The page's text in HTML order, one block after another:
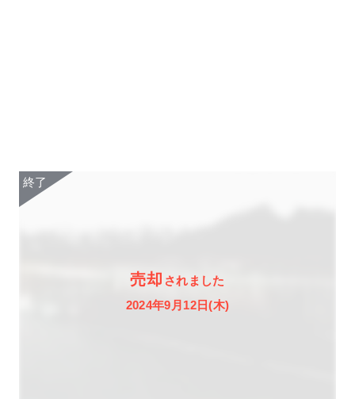
売却 されました
2024年9月12日(木)